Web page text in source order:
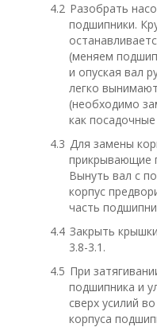
4.2 Разобрать
подшипники.
(меняем
и опуская вал
легко
(необходимо
как
4.3 Для замены
прикрывающие
Вынуть вал с
корпус
часть
4.4 Закрыть
3.8-3.1.
4.5 При
подшипника и
сверх усилий
корпуса